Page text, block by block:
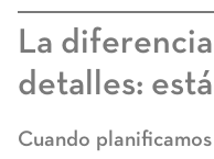
La
detalles:
Cuando